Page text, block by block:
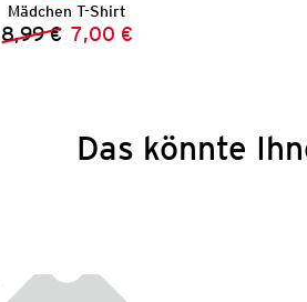
Mädchen T-Shirt
Vorheriger Preis:
8,99 € Neuer Preis:
7,00 €
Das könnte